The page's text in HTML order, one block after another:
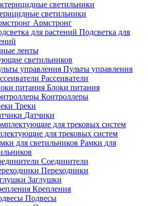
светильники
Армстронг
Подсветка для
ленты
светильников
Пульты управления
Рассеиватели
Блоки питания
Контроллеры
Треки
Датчики
для трековых систем
Рамки для
Соединители
Переходники
Заглушки
Крепления
Подвесы